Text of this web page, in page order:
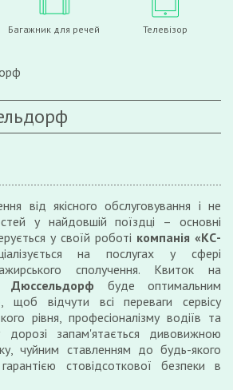
Багажник для речей Телевізор
від якісного обслуговування і не
у найдовшій поїздці – основні
у своїй роботі компанія «КС-
на послугах у сфері
сполучення. Квиток на
буде оптимальним
відчути всі переваги сервісу
рівня, професіоналізму водіїв та
дорозі запам'ятається дивовижною
чуйним ставленням до будь-якого
стовідсоткової безпеки в